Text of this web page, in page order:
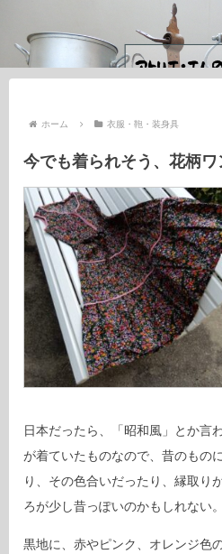
ホーム 衣服・鞄・装身具
今でも着られそう、花柄ワ
日本だったら、「昭和風」とか言
が着ていたものなので、昔のもの
り、その色合いだったり、縁取り
ろが少し昔っぽいのかもしれない。
黒地に、赤やピンク、オレンジ色